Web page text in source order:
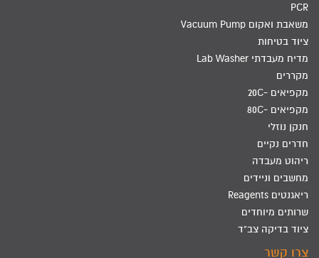
PCR
משאבת ואקום Vacuum Pump
ציוד בטיחות
מדיח מעבדתי Lab Washer
מקררים
מקפיאים -20C
מקפיאים -80C
חנקן נוזלי
חדרים נקיים
ריהוט מעבדה
מחשבים וניידים
ריאגנטים Reagents
שרותים מיוחדים
ציוד בדיקה צב"ד
צרו קשר